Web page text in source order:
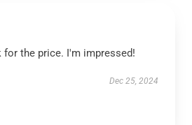
for the price. I'm impressed!
Dec 25, 2024